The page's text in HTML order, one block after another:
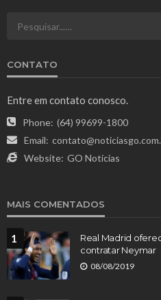
CONTATO
Entre em contato conosco.
Phone: (64) 99699-1800
Email:
Website: GO Notícias
MAIS COMENTADOS
1
Real Madrid
contratar Neymar
08/08/2019